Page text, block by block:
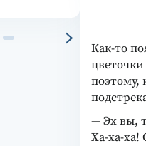
Как-то
поэтому,
— Эх вы,
Ха-ха-ха!